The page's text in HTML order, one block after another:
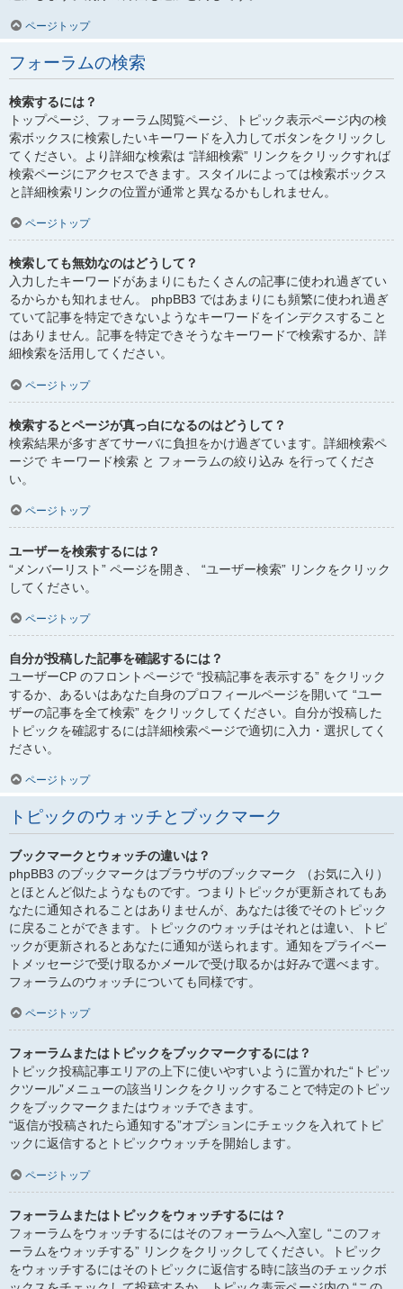
ページトップ
フォーラムの検索
検索するには？
トップページ、フォーラム閲覧ページ、トピック表示ページ内の検
索ボックスに検索したいキーワードを入力してボタンをクリックし
てください。より詳細な検索は “詳細検索” リンクをクリックすれば
検索ページにアクセスできます。スタイルによっては検索ボックス
と詳細検索リンクの位置が通常と異なるかもしれません。
ページトップ
検索しても無効なのはどうして？
入力したキーワードがあまりにもたくさんの記事に使われ過ぎてい
るからかも知れません。 phpBB3 ではあまりにも頻繁に使われ過ぎ
ていて記事を特定できないようなキーワードをインデクスすること
はありません。記事を特定できそうなキーワードで検索するか、詳
細検索を活用してください。
ページトップ
検索するとページが真っ白になるのはどうして？
検索結果が多すぎてサーバに負担をかけ過ぎています。詳細検索ペ
ージで キーワード検索 と フォーラムの絞り込み を行ってくださ
い。
ページトップ
ユーザーを検索するには？
“メンバーリスト” ページを開き、 “ユーザー検索” リンクをクリック
してください。
ページトップ
自分が投稿した記事を確認するには？
ユーザーCP のフロントページで “投稿記事を表示する” をクリック
するか、あるいはあなた自身のプロフィールページを開いて “ユー
ザーの記事を全て検索” をクリックしてください。自分が投稿した
トピックを確認するには詳細検索ページで適切に入力・選択してく
ださい。
ページトップ
トピックのウォッチとブックマーク
ブックマークとウォッチの違いは？
phpBB3 のブックマークはブラウザのブックマーク （お気に入り）
とほとんど似たようなものです。つまりトピックが更新されてもあ
なたに通知されることはありませんが、あなたは後でそのトピック
に戻ることができます。トピックのウォッチはそれとは違い、トピ
ックが更新されるとあなたに通知が送られます。通知をプライベー
トメッセージで受け取るかメールで受け取るかは好みで選べます。
フォーラムのウォッチについても同様です。
ページトップ
フォーラムまたはトピックをブックマークするには？
トピック投稿記事エリアの上下に使いやすいように置かれた“トピッ
クツール”メニューの該当リンクをクリックすることで特定のトピッ
クをブックマークまたはウォッチできます。
“返信が投稿されたら通知する”オプションにチェックを入れてトピ
ックに返信するとトピックウォッチを開始します。
ページトップ
フォーラムまたはトピックをウォッチするには？
フォーラムをウォッチするにはそのフォーラムへ入室し “このフォ
ーラムをウォッチする” リンクをクリックしてください。トピック
をウォッチするにはそのトピックに返信する時に該当のチェックボ